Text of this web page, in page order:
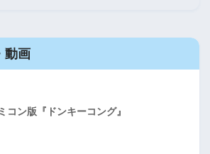
動画
コン版『ドンキーコング』